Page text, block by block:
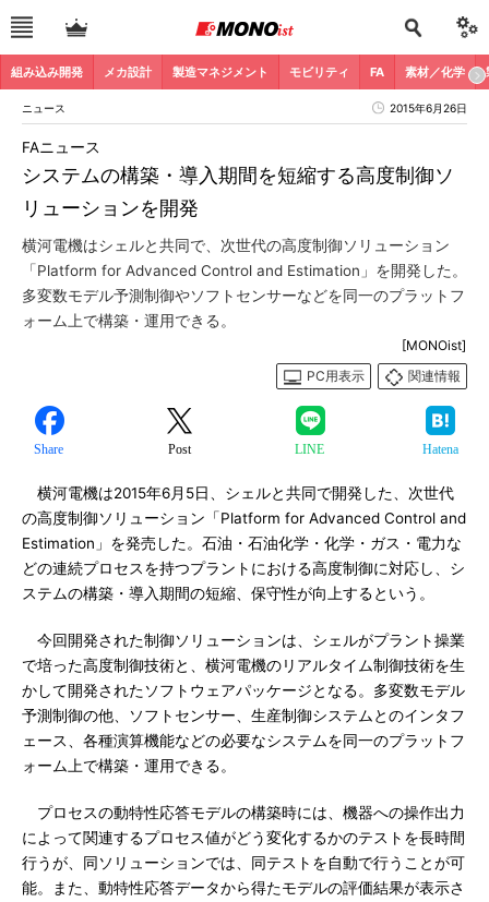
組み込み開発 メカ設計 製造マネジメント モビリティ FA 素材／化学
ニュース 2015年6月26日
システムの構築・導入期間を短縮する高度制御ソ
リューションを開発
FAニュース
横河電機はシェルと共同で、次世代の高度制御ソリューション
「Platform for Advanced Control and Estimation」を開発した。
多変数モデル予測制御やソフトセンサーなどを同一のプラットフ
ォーム上で構築・運用できる。
[MONOist]
PC用表示
関連情報
Share Post LINE Hatena
横河電機は2015年6月5日、シェルと共同で開発した、次世代
の高度制御ソリューション「Platform for Advanced Control and
Estimation」を発売した。石油・石油化学・化学・ガス・電力な
どの連続プロセスを持つプラントにおける高度制御に対応し、シ
ステムの構築・導入期間の短縮、保守性が向上するという。
今回開発された制御ソリューションは、シェルがプラント操業
で培った高度制御技術と、横河電機のリアルタイム制御技術を生
かして開発されたソフトウェアパッケージとなる。多変数モデル
予測制御の他、ソフトセンサー、生産制御システムとのインタフ
ェース、各種演算機能などの必要なシステムを同一のプラットフ
ォーム上で構築・運用できる。
プロセスの動特性応答モデルの構築時には、機器への操作出力
によって関連するプロセス値がどう変化するかのテストを長時間
行うが、同ソリューションでは、同テストを自動で行うことが可
能。また、動特性応答データから得たモデルの評価結果が表示さ